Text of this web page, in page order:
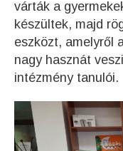
várták a
készültek, majd
eszközt, amelyről
nagy hasznát
intézmény tanulói.